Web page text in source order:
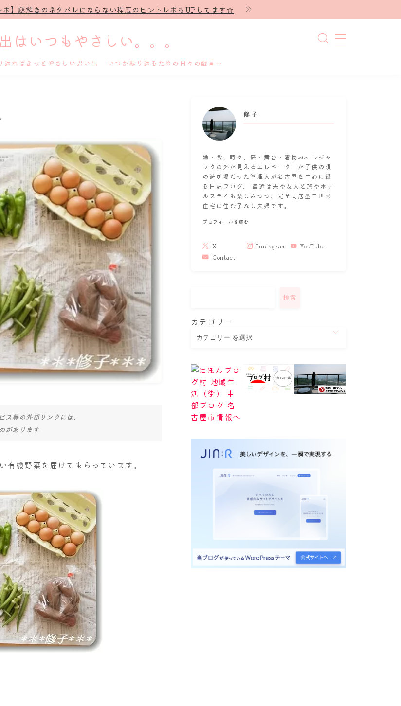
ポ】謎解きのネタバレにならない程度のヒントレポもUPしてます☆
はいつもやさしい。。。
返ればきっとやさしい思い出 いつか振り返るための日々の戯言～
ロフィール
ホテル滞在記
台・ライブ
古屋
ナナちゃん人形
等の外部リンクには、
があります
機野菜を届けてもらっています。
修子
酒・食、時々、旅・舞台・着物𝓮𝓽𝓬. レジャ
ックの外が見えるエレベーターが子供の頃
の遊び場だった管理人が名古屋を中心に綴
る日記ブログ。 最近は夫や友人と旅やホテ
ルステイも楽しみつつ、完全同居型二世帯
住宅に住む子なし夫婦です。
プロフィールを読む
X Instagram
YouTube
Contact
検索
カテゴリー